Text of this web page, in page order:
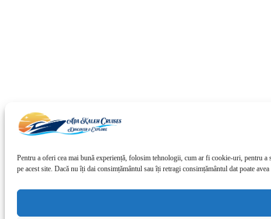
Pentru a oferi cea mai bună experiență, folosim tehnologii, cum ar fi cookie-uri, pentru
pe acest site. Dacă nu îți dai consimțământul sau îți retragi consimțământul dat poate